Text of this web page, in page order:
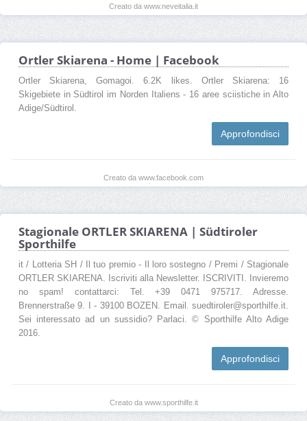
Creato da www.neveitalia.it
Ortler Skiarena - Home | Facebook
Ortler Skiarena, Gomagoi. 6.2K likes. Ortler Skiarena: 16
Skigebiete in Südtirol im Norden Italiens - 16 aree sciistiche in Alto
Adige/Südtirol.
Approfondisci
Creato da www.facebook.com
Stagionale ORTLER SKIARENA | Südtiroler
Sporthilfe
it / Lotteria SH / Il tuo premio - Il loro sostegno / Premi / Stagionale
ORTLER SKIARENA. Iscriviti alla Newsletter. ISCRIVITI. Invieremo
no spam! contattarci: Tel. +39 0471 975717. Adresse.
Brennerstraße 9. I - 39100 BOZEN. Email. suedtiroler@sporthilfe.it.
Sei interessato ad un sussidio? Parlaci. © Sporthilfe Alto Adige
2016.
Approfondisci
Creato da www.sporthilfe.it